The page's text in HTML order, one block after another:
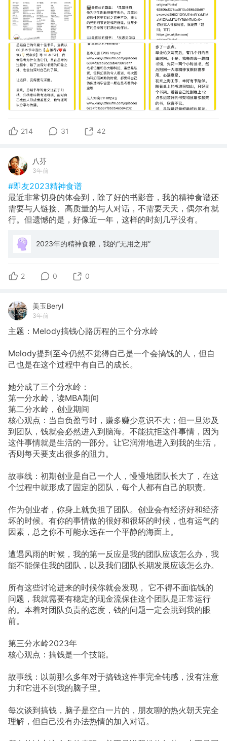
214 31 42
八芬
3年前
#即友2023精神食谱
最近非常切身的体会到，除了好的书影音，我的精神食谱还
需要与人链接、高质量的与人对话，不需要天天，偶尔有就
行。但遗憾的是，好像近一年，这样的时刻几乎没有。
2023年的精神食粮，我的“无用之用”
2 0 0
美玉Beryl
3年前
主题：Melody搞钱心路历程的三个分水岭
Melody提到至今仍然不觉得自己是一个会搞钱的人，但自
己也是在这个过程中有自己的成长。
她分成了三个分水岭：
第一分水岭，读MBA期间
第二分水岭，创业期间
核心观点：当自负盈亏时，赚多赚少意识不大；但一旦涉及
到团队，钱就会必然进入到脑海。不能抗拒这件事情，因为
这件事情就是生活的一部分。让它润滑地进入到我的生活，
否则每天要支出很多的阻力。
故事线：初期创业是自己一个人，慢慢地团队长大了，在这
个过程中就形成了固定的团队，每个人都有自己的职责。
作为创业者，你身上就负担了团队。创业会有经济好和经济
坏的时候。有你的事情做的很好和很坏的时候，也有运气的
因素，总之你不可能永远在一个平静的海面上。
遭遇风雨的时候，我的第一反应是我的团队应该怎么办，我
能不能保住我的团队，以及我们团队长期发展应该怎么办。
所有这些讨论进来的时候你就会发现， 它不得不面临钱的
问题，我就需要有稳定的现金流保住这个团队是正常运行
的。本着对团队负责的态度，钱的问题一定会跳到我的眼
前。
第三分水岭2023年
核心观点：搞钱是一个技能。
故事线：以前那么多年对于搞钱这件事完全钝感，没有注意
力和它进不到我的脑子里。
每次谈到搞钱，脑子是空白一片的，朋友聊的热火朝天完全
理解，但自己没有办法热情的加入对话。